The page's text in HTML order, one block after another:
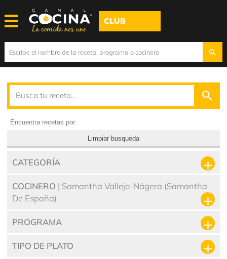
CLUB
Encuentra recetas por:
Limpiar busqueda
CATEGORÍA
COCINERO | Samantha Vallejo-Nágera (Samantha
De España)
PROGRAMA
TIPO DE PLATO